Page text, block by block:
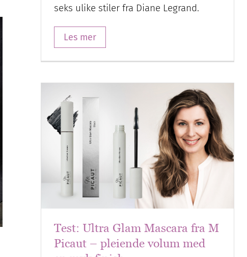
seks ulike stiler fra Diane Legrand.
Les mer
Test: Ultra Glam Mascara fra M
Picaut – pleiende volum med